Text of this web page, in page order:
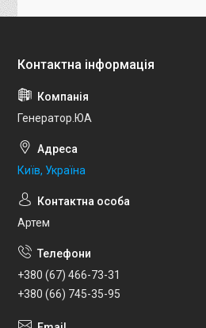
Генератор.ЮА
Київ, Україна
Артем
+380 (67) 466-73-31
+380 (66) 745-35-95